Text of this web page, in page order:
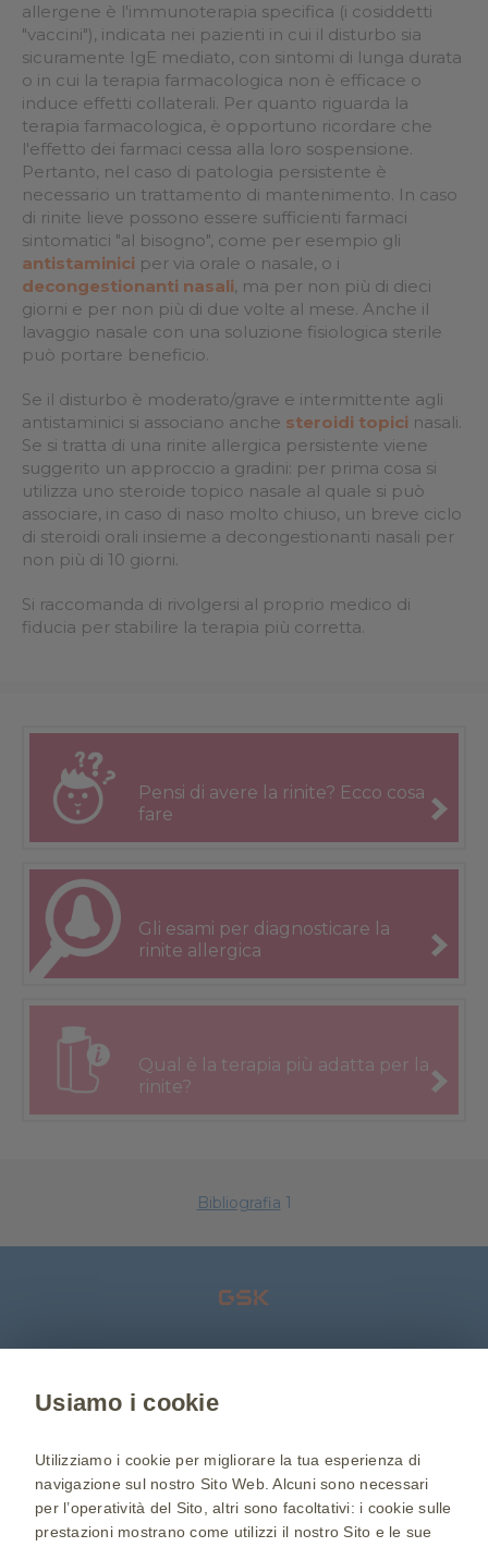
allergene è l'immunoterapia specifica (i cosiddetti
"vaccini"), indicata nei pazienti in cui il disturbo sia
sicuramente IgE mediato, con sintomi di lunga durata
o in cui la terapia farmacologica non è efficace o
induce effetti collaterali. Per quanto riguarda la
terapia farmacologica, è opportuno ricordare che
l'effetto dei farmaci cessa alla loro sospensione.
Pertanto, nel caso di patologia persistente è
necessario un trattamento di mantenimento. In caso
di rinite lieve possono essere sufficienti farmaci
sintomatici "al bisogno", come per esempio gli
antistaminici per via orale o nasale, o i
decongestionanti nasali, ma per non più di dieci
giorni e per non più di due volte al mese. Anche il
lavaggio nasale con una soluzione fisiologica sterile
può portare beneficio.
Se il disturbo è moderato/grave e intermittente agli
antistaminici si associano anche steroidi topici nasali.
Se si tratta di una rinite allergica persistente viene
suggerito un approccio a gradini: per prima cosa si
utilizza uno steroide topico nasale al quale si può
associare, in caso di naso molto chiuso, un breve ciclo
di steroidi orali insieme a decongestionanti nasali per
non più di 10 giorni.
Si raccomanda di rivolgersi al proprio medico di
fiducia per stabilire la terapia più corretta.
Pensi di avere la rinite? Ecco cosa
fare
Gli esami per diagnosticare la
rinite allergica
Qual è la terapia più adatta per la
rinite?
Bibliografia 1
Sei un medico?
Cookie Policy Condizioni di utilizzo
Usiamo i cookie
Utilizziamo i cookie per migliorare la tua esperienza di
navigazione sul nostro Sito Web. Alcuni sono necessari
per l’operatività del Sito, altri sono facoltativi: i cookie sulle
prestazioni mostrano come utilizzi il nostro Sito e le sue